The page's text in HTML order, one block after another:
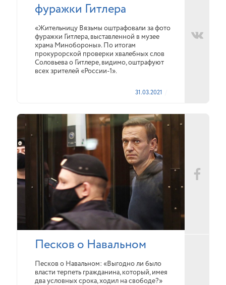
фуражки Гитлера
«Жительницу Вязьмы оштрафовали за фото
фуражки Гитлера, выставленной в музее
храма Минобороны». По итогам
прокурорской проверки хвалебных слов
Соловьева о Гитлере, видимо, оштрафуют
всех зрителей «России-1».
31.03.2021
Песков о Навальном
Песков о Навальном: «Выгодно ли было
власти терпеть гражданина, который, имея
два условных срока, ходил на свободе?»